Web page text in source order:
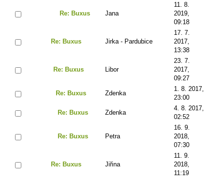
Re: Buxus Jana
11. 8.
2019,
09:18
Re: Buxus Jirka - Pardubice
17. 7.
2017,
13:38
Re: Buxus Libor
23. 7.
2017,
09:27
Re: Buxus Zdenka
1. 8. 2017,
23:00
Re: Buxus Zdenka
4. 8. 2017,
02:52
Re: Buxus Petra
16. 9.
2018,
07:30
Re: Buxus Jiřina
11. 9.
2018,
11:19